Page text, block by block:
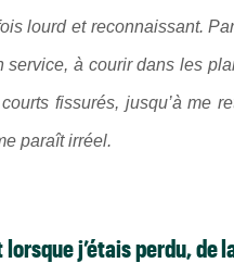
lourd et reconnaissant.
service, à courir dans les
fissurés, jusqu’à me
paraît irréel.
lorsque j’étais perdu,